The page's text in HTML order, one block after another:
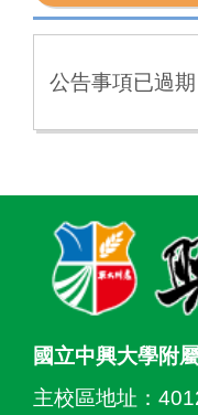
公告事項已過期
國立中興大學附
主校區地址：